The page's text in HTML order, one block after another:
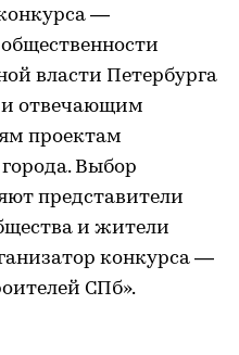
—
власти Петербурга
и отвечающим
проектам
Выбор
представители
и жители
конкурса —
СПб».